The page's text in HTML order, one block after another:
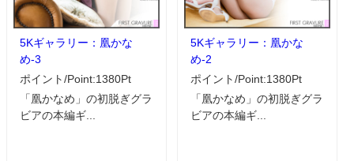
5Kギャラリー：凰かな
め-3
ポイント/Point:1380Pt
「凰かなめ」の初脱ぎグラ
ビアの本編ギ...
5Kギャラリー：凰かな
め-2
ポイント/Point:1380Pt
「凰かなめ」の初脱ぎグラ
ビアの本編ギ...